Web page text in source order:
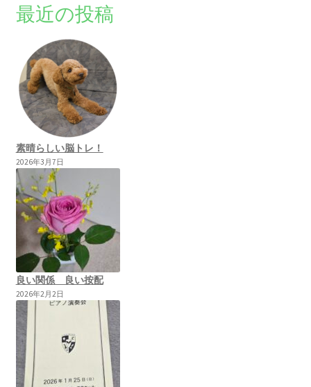
最近の投稿
素晴らしい脳トレ！
2026年3月7日
良い関係 良い按配
2026年2月2日